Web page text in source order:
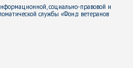
социально-правовой и
службы «Фонд ветеранов